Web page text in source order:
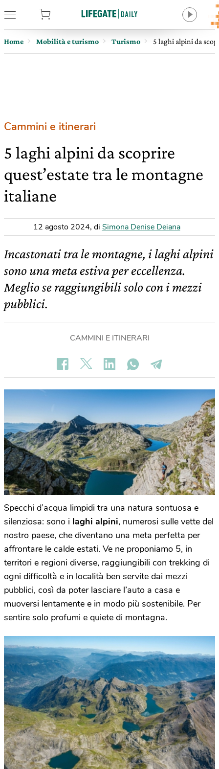
Home Mobilità e turismo Turismo 5 laghi alpini da
Cammini e itinerari
5 laghi alpini da scoprire
quest’estate tra le montagne
italiane
12 agosto 2024, di Simona Denise Deiana
Incastonati tra le montagne, i laghi alpini
sono una meta estiva per eccellenza.
Meglio se raggiungibili solo con i mezzi
pubblici.
CAMMINI E ITINERARI
Specchi d’acqua limpidi tra una natura sontuosa e
silenziosa: sono i laghi alpini, numerosi sulle vette del
nostro paese, che diventano una meta perfetta per
affrontare le calde estati. Ve ne proponiamo 5, in
territori e regioni diverse, raggiungibili con trekking di
ogni difficoltà e in località ben servite dai mezzi
pubblici, così da poter lasciare l’auto a casa e
muoversi lentamente e in modo più sostenibile. Per
sentire solo profumi e quiete di montagna.